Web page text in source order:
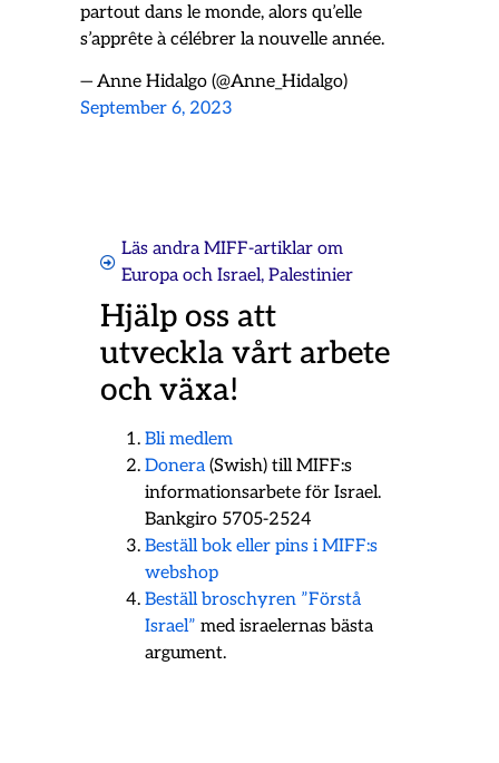
partout dans le monde, alors qu’elle
s’apprête à célébrer la nouvelle année.
— Anne Hidalgo (@Anne_Hidalgo)
September 6, 2023
Läs andra MIFF-artiklar om
Europa och Israel, Palestinier
Hjälp oss att
utveckla vårt arbete
och växa!
Bli medlem
Donera(Swish) till MIFF:s
informationsarbete för Israel.
Bankgiro 5705-2524
Beställ bok eller pins i MIFF:s
webshop
Beställ broschyren ”Förstå
Israel” med israelernas bästa
argument.